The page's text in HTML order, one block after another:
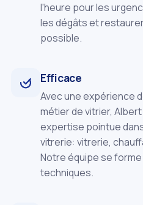
l'heure pour les
les dégâts et
possible.
Efficace
Avec une expérience
métier de vitrier,
expertise pointue
vitrerie: vitrerie,
Notre équipe se
techniques.